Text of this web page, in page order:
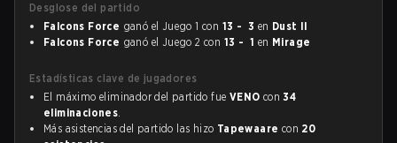
Desglose del partido
Falcons Force ganó el Juego 1 con 13 - 3 en Dust II
Falcons Force ganó el Juego 2 con 13 - 1 en Mirage
Estadísticas clave de jugadores
El máximo eliminador del partido fue VENO con34
eliminaciones.
Más asistencias del partido las hizo Tapewaare con 20